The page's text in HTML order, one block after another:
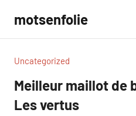
contenu
motsenfolie
Uncategorized
Meilleur maillot de
Les vertus